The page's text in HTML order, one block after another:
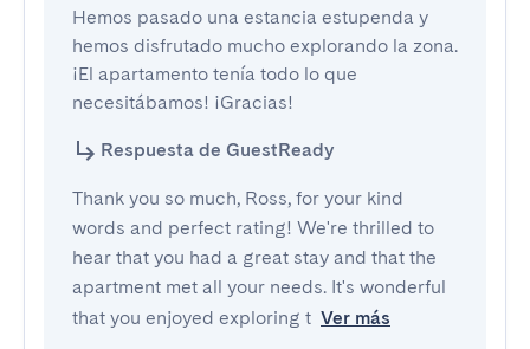
Hemos pasado una estancia estupenda y
hemos disfrutado mucho explorando la zona.
¡El apartamento tenía todo lo que
necesitábamos! ¡Gracias!
Respuesta de GuestReady
Thank you so much, Ross, for your kind
words and perfect rating! We're thrilled to
hear that you had a great stay and that the
apartment met all your needs. It's wonderful
that you enjoyed exploring t Ver más